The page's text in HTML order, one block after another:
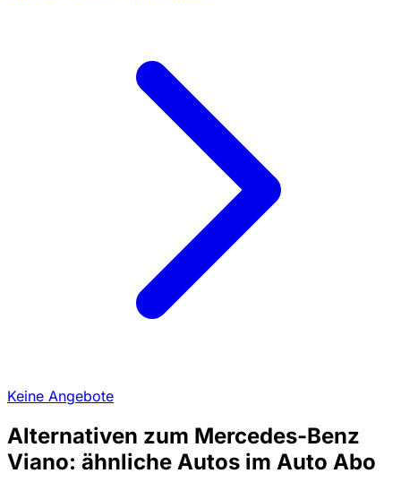
Keine Angebote
Alternativen zum Mercedes-Benz
Viano: ähnliche Autos im Auto Abo